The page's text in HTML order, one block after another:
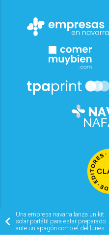
Una empresa navarra lanza un kit
solar portátil para estar preparado
ante un apagón como el del lunes